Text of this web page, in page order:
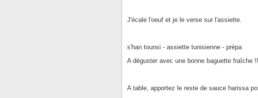
J'écale l'oeuf et je le verse sur l'assiette.
s'han tounsi - assiette tunisienne - prépa
A déguster avec une bonne baguette fraîche
A table, apportez le reste de sauce harissa